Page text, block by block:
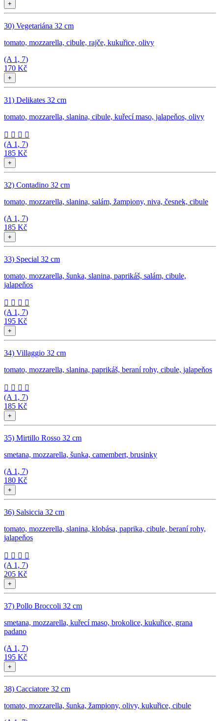
+
30) Vegetariána 32 cm
tomato, mozzarella, cibule, rajče, kukuřice, olivy
(A 1, 7)
170 Kč
+
31) Delikates 32 cm
tomato, mozzarella, slanina, cibule, kuřecí maso, jalapeňos, olivy
   
(A 1, 7)
185 Kč
+
32) Contadino 32 cm
tomato, mozzarella, slanina, salám, žampiony, niva, česnek, cibule
(A 1, 7)
185 Kč
+
33) Special 32 cm
tomato, mozzarella, šunka, slanina, paprikáš, salám, cibule,
jalapeňos
   
(A 1, 7)
195 Kč
+
34) Villaggio 32 cm
tomato, mozzarella, slanina, paprikáš, beraní rohy, cibule, jalapeňos
   
(A 1, 7)
185 Kč
+
35) Mirtillo Rosso 32 cm
smetana, mozzarella, šunka, camembert, brusinky
(A 1, 7)
180 Kč
+
36) Salsiccia 32 cm
tomato, mozzerella, slanina, klobása, paprika, cibule, beraní rohy,
jalapeňos
   
(A 1, 7)
205 Kč
+
37) Pollo Broccoli 32 cm
smetana, mozzarella, kuřecí maso, brokolice, kukuřice, grana
padano
(A 1, 7)
195 Kč
+
38) Cacciatore 32 cm
tomato, mozzarella, šunka, žampiony, olivy, kukuřice, cibule